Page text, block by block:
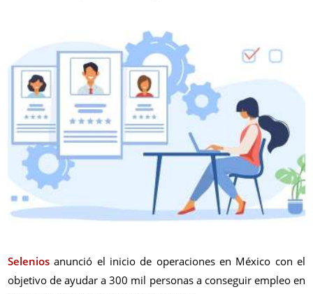
Selenios anunció el inicio de operaciones en México con el
objetivo de ayudar a 300 mil personas a conseguir empleo en